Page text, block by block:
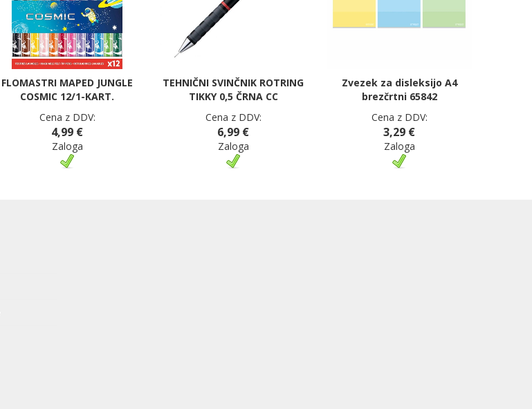
FLOMASTRI MAPED JUNGLE
COSMIC 12/1-KART.
Cena z DDV:
4,99 €
Zaloga
TEHNIČNI SVINČNIK ROTRING
TIKKY 0,5 ČRNA CC
Cena z DDV:
6,99 €
Zaloga
Zvezek za disleksijo A4
brezčrtni 65842
Cena z DDV:
3,29 €
Zaloga